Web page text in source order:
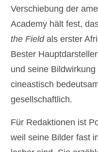
Verschiebung der
Academy hält fest,
the Fieldals erster
Bester
und seine
cineastisch
gesellschaftlich.
Für Redaktionen ist
weil seine Bilder fast